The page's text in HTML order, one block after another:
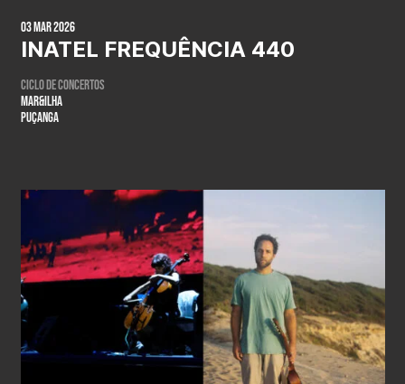
03 Mar 2026
INATEL FREQUÊNCIA 440
ciclo de concertos
MAR&ILHA
PUÇANGA